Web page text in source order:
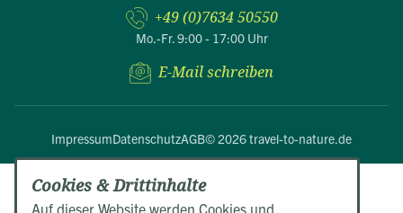
+49 (0)7634 50550
Mo.-Fr. 9:00 - 17:00 Uhr
E-Mail schreiben
ImpressumDatenschutzAGB© 2026 travel-to-nature.de
Cookies & Drittinhalte
Auf dieser Website werden Cookies und